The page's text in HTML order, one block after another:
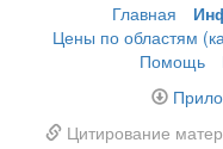
Главная
Цены по областям
Помощь
Цитирование